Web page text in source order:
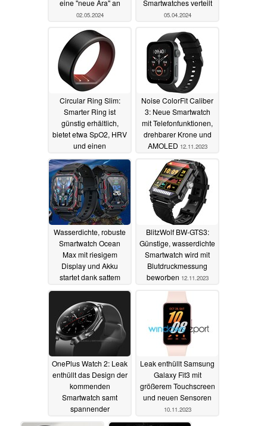
eine "neue Ära" an
02.05.2024
Smartwatches verteilt
05.04.2024
Circular Ring Slim:
Smarter Ring ist
günstig erhältlich,
bietet etwa SpO2, HRV
und einen
Vibrationsmotor - und
smartes Aufwecken
16.11.2023
Noise ColorFit Caliber
3: Neue Smartwatch
mit Telefonfunktionen,
drehbarer Krone und
AMOLED 12.11.2023
Wasserdichte, robuste
Smartwatch Ocean
Max mit riesigem
Display und Akku
startet dank sattem
Rabatt für knapp 50
Euro12.11.2023
BlitzWolf BW-GTS3:
Günstige, wasserdichte
Smartwatch wird mit
Blutdruckmessung
beworben 12.11.2023
OnePlus Watch 2: Leak
enthüllt das Design der
kommenden
Smartwatch samt
spannender
Spezifikationen
Leak enthüllt Samsung
Galaxy Fit3 mit
größerem Touchscreen
und neuen Sensoren
10.11.2023